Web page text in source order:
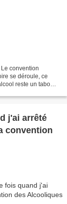
convention
se déroule, ce
reste un tabou
j'ai arrêté
convention